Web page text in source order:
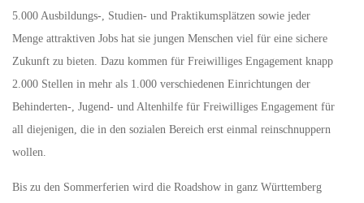
5.000 Ausbildungs-, Studien- und Praktikumsplätzen sowie jeder
Menge attraktiven Jobs hat sie jungen Menschen viel für eine sichere
Zukunft zu bieten. Dazu kommen für Freiwilliges Engagement knapp
2.000 Stellen in mehr als 1.000 verschiedenen Einrichtungen der
Behinderten-, Jugend- und Altenhilfe für Freiwilliges Engagement für
all diejenigen, die in den sozialen Bereich erst einmal reinschnuppern
wollen.
Bis zu den Sommerferien wird die Roadshow in ganz Württemberg